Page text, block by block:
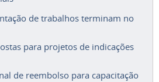
de trabalhos terminam no
para projetos de indicações
de reembolso para capacitação